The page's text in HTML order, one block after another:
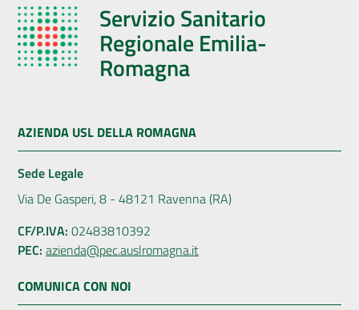
Servizio Sanitario
Regionale Emilia-
Romagna
AZIENDA USL DELLA ROMAGNA
Sede Legale
Via De Gasperi, 8 - 48121 Ravenna (RA)
CF/P.IVA: 02483810392
PEC: azienda@pec.auslromagna.it
COMUNICA CON NOI